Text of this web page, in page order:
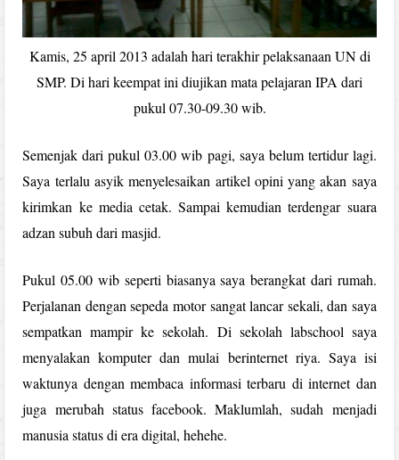
Kamis, 25 april 2013 adalah hari terakhir pelaksanaan UN di
SMP. Di hari keempat ini diujikan mata pelajaran IPA dari
pukul 07.30-09.30 wib.
Semenjak dari pukul 03.00 wib pagi, saya belum tertidur lagi.
Saya terlalu asyik menyelesaikan artikel opini yang akan saya
kirimkan ke media cetak. Sampai kemudian terdengar suara
adzan subuh dari masjid.
Pukul 05.00 wib seperti biasanya saya berangkat dari rumah.
Perjalanan dengan sepeda motor sangat lancar sekali, dan saya
sempatkan mampir ke sekolah. Di sekolah labschool saya
menyalakan komputer dan mulai berinternet riya. Saya isi
waktunya dengan membaca informasi terbaru di internet dan
juga merubah status facebook. Maklumlah, sudah menjadi
manusia status di era digital, hehehe.